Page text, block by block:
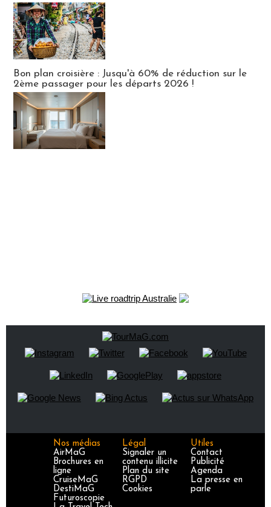
Bon plan croisière : Jusqu'à 60% de réduction sur le
2ème passager pour les départs 2026 !
Nos médias
AirMaG
Brochures en
ligne
CruiseMaG
DestiMaG
Futuroscopie
Légal
Signaler un
contenu illicite
Plan du site
RGPD
Cookies
Utiles
Contact
Publicité
Agenda
La presse en
parle